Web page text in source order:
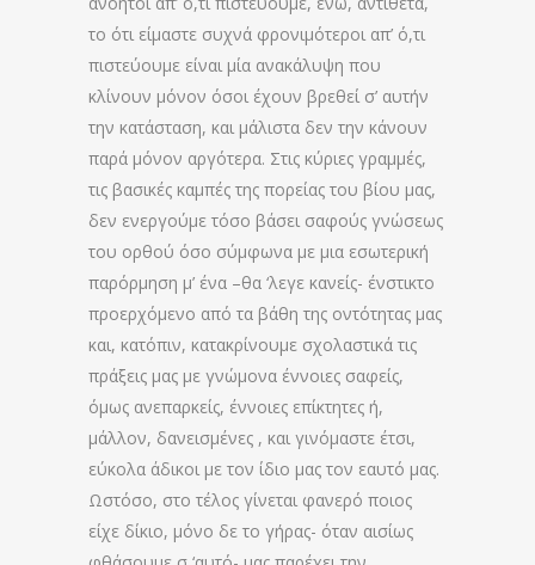
το ότι είμαστε συχνά φρονιμότεροι απ’ ό,τι
πιστεύουμε είναι μία ανακάλυψη που
κλίνουν μόνον όσοι έχουν βρεθεί σ’ αυτήν
την κατάσταση, και μάλιστα δεν την κάνουν
παρά μόνον αργότερα. Στις κύριες γραμμές,
τις βασικές καμπές της πορείας του βίου μας,
δεν ενεργούμε τόσο βάσει σαφούς γνώσεως
του ορθού όσο σύμφωνα με μια εσωτερική
παρόρμηση μ’ ένα –θα ‘λεγε κανείς- ένστικτο
προερχόμενο από τα βάθη της οντότητας μας
και, κατόπιν, κατακρίνουμε σχολαστικά τις
πράξεις μας με γνώμονα έννοιες σαφείς,
όμως ανεπαρκείς, έννοιες επίκτητες ή,
μάλλον, δανεισμένες , και γινόμαστε έτσι,
εύκολα άδικοι με τον ίδιο μας τον εαυτό μας.
Ωστόσο, στο τέλος γίνεται φανερό ποιος
είχε δίκιο, μόνο δε το γήρας- όταν αισίως